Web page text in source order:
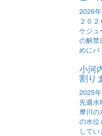
2026
２０
ケジュ
の解禁
めにパ
小河
割り
2025
先週水
摩川の
の水位
して